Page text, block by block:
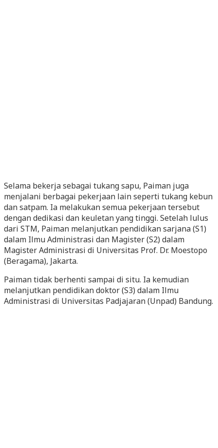
Selama bekerja sebagai tukang sapu, Paiman juga
menjalani berbagai pekerjaan lain seperti tukang kebun
dan satpam. Ia melakukan semua pekerjaan tersebut
dengan dedikasi dan keuletan yang tinggi. Setelah lulus
dari STM, Paiman melanjutkan pendidikan sarjana (S1)
dalam Ilmu Administrasi dan Magister (S2) dalam
Magister Administrasi di Universitas Prof. Dr. Moestopo
(Beragama), Jakarta.
Paiman tidak berhenti sampai di situ. Ia kemudian
melanjutkan pendidikan doktor (S3) dalam Ilmu
Administrasi di Universitas Padjajaran (Unpad) Bandung.